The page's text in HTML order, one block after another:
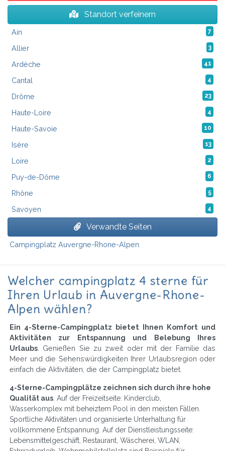
Standort verfeinern
Ain 7
Allier 3
Ardèche 41
Cantal 4
Drôme 23
Haute-Loire 4
Haute-Savoie 10
Isère 13
Loire 2
Puy-de-Dôme 6
Rhône 5
Savoyen 4
Verwandte Seiten
Campingplatz Auvergne-Rhone-Alpen
Welcher campingplatz 4 sterne für
Ihren Urlaub in Auvergne-Rhone-
Alpen wählen?
Ein 4-Sterne-Campingplatz bietet Ihnen Komfort und
Aktivitäten zur Entspannung und Belebung Ihres
Urlaubs . Genießen Sie zu zweit oder mit der Familie das
Meer und die Sehenswürdigkeiten Ihrer Urlaubsregion oder
einfach die Aktivitäten, die der Campingplatz bietet.
4-Sterne-Campingplätze zeichnen sich durch ihre hohe
Qualität aus . Auf der Freizeitseite: Kinderclub,
Wasserkomplex mit beheiztem Pool in den meisten Fällen.
Sportliche Aktivitäten und organisierte Unterhaltung für
vollkommene Entspannung. Auf der Dienstleistungsseite:
Lebensmittelgeschäft, Restaurant, Wäscherei, WLAN,